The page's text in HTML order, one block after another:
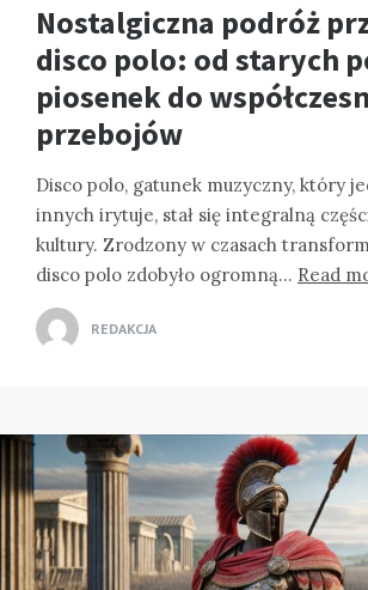
Nostalgiczna podróż
disco polo: od starych
piosenek do
przebojów
Disco polo, gatunek muzyczny, który
innych irytuje, stał się integralną
kultury. Zrodzony w czasach
disco polo zdobyło ogromną… Read
REDAKCJA